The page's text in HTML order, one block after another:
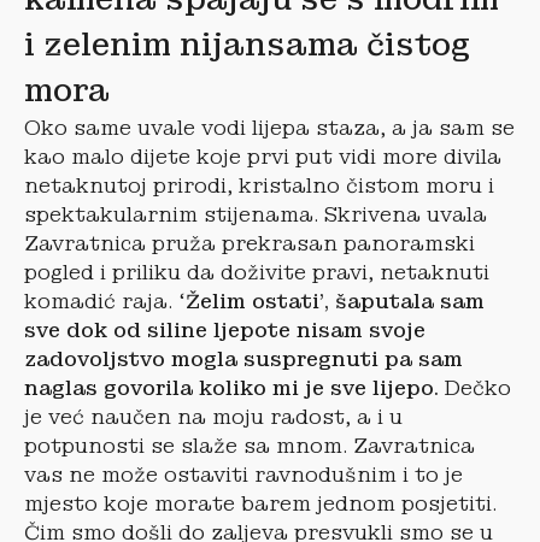
i zelenim nijansama čistog
mora
Oko same uvale vodi lijepa staza, a ja sam se
kao malo dijete koje prvi put vidi more divila
netaknutoj prirodi, kristalno čistom moru i
spektakularnim stijenama. Skrivena uvala
Zavratnica pruža prekrasan panoramski
pogled i priliku da doživite pravi, netaknuti
komadić raja. ‘Želim ostati’, šaputala sam
sve dok od siline ljepote nisam svoje
zadovoljstvo mogla suspregnuti pa sam
naglas govorila koliko mi je sve lijepo. Dečko
je već naučen na moju radost, a i u
potpunosti se slaže sa mnom. Zavratnica
vas ne može ostaviti ravnodušnim i to je
mjesto koje morate barem jednom posjetiti.
Čim smo došli do zaljeva presvukli smo se u